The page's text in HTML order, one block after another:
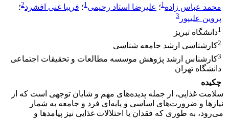
محمد عباس زاده1؛ علیرضا استاد رحیمی1؛ فریبا غنی افشرد2؛
پروین علیپور 3
1دانشگاه تبریز
2کارشناسی ارشد جامعه شناسی
3کارشناس ارشد پژوهش موسسه مطالعات و تحقیقات اجتماعی
دانشگاه تهران
چکیده
سلامت غذایی، از جمله پدیده‌های مهم و شایان توجهی است که از
نیازها و ضرورت‌های اساسی و پایه‌ای فرد و جامعه به شمار
می‌رود، به طوری که فقدان یا اختلالات غذایی نیز پیامدها و